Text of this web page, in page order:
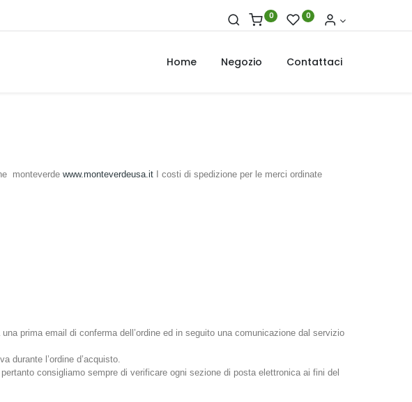
0 0
Home Negozio Contattaci
monteverde www.monteverdeusa.itI costi di spedizione per le merci ordinate
prima email di conferma dell’ordine ed in seguito una comunicazione dal servizio
durante l’ordine d’acquisto.
consigliamo sempre di verificare ogni sezione di posta elettronica ai fini del